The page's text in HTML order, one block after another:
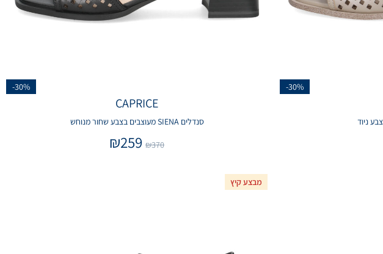
-30%
-30%
CAPRICE
סנדלים SIENA מעוצבים בצבע שחור מנוחש
₪370
₪259
מבצע קיץ